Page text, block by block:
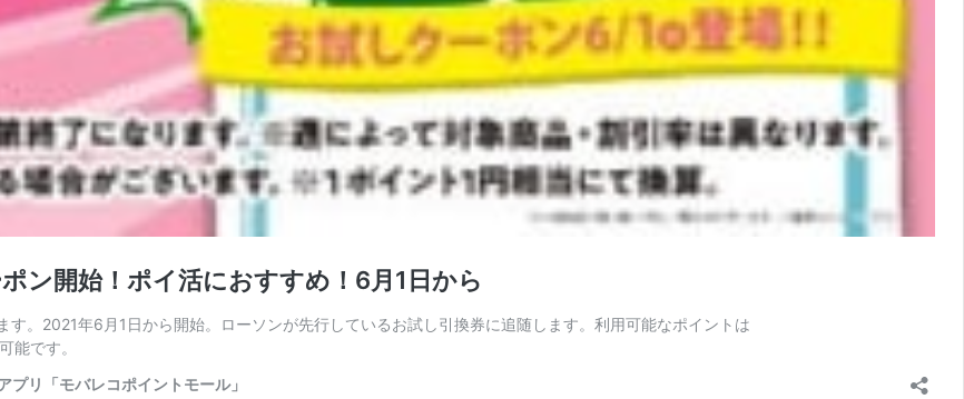
ン開始！ポイ活におすすめ！6月1日から
。2021年6月1日から開始。ローソンが先行しているお試し引換券に追随します。利用可能なポイントは
能です。
リ「モバレコポイントモール」